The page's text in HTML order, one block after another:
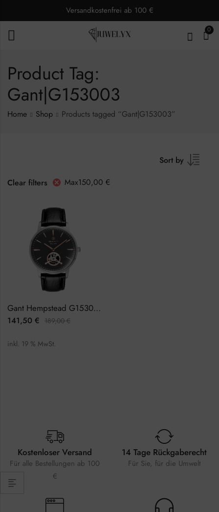
Versandkostenfrei ab 100 €
0
Product Tag:
Gant|G153003
Home Shop Products tagged “Gant|G153003”
Sort by
Clear filters
Max150,00 €
Gant Hempstead G153003 Herrenuhr
141,50 € 189,00€
inkl. 19 % MwSt.
Kostenloser Versand
Für alle Bestellungen ab 100
€
14 Tage Rückgaberecht
Für Sie, für die Umwelt